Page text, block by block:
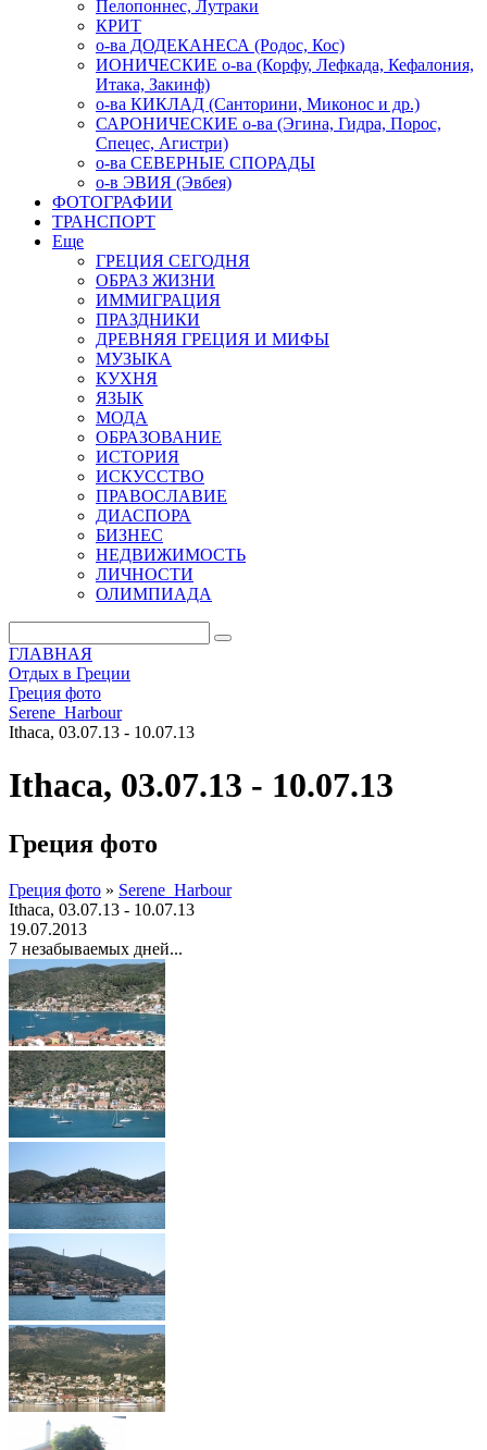
Пелопоннес, Лутраки
КРИТ
о-ва ДОДЕКАНЕСА (Родос, Кос)
ИОНИЧЕСКИЕ о-ва (Корфу, Лефкада, Кефалония,
Итака, Закинф)
о-ва КИКЛАД (Санторини, Миконос и др.)
САРОНИЧЕСКИЕ о-ва (Эгина, Гидра, Порос,
Спецес, Агистри)
о-ва СЕВЕРНЫЕ СПОРАДЫ
о-в ЭВИЯ (Эвбея)
ФОТОГРАФИИ
ТРАНСПОРТ
Еще
ГРЕЦИЯ СЕГОДНЯ
ОБРАЗ ЖИЗНИ
ИММИГРАЦИЯ
ПРАЗДНИКИ
ДРЕВНЯЯ ГРЕЦИЯ И МИФЫ
МУЗЫКА
КУХНЯ
ЯЗЫК
МОДА
ОБРАЗОВАНИЕ
ИСТОРИЯ
ИСКУССТВО
ПРАВОСЛАВИЕ
ДИАСПОРА
БИЗНЕС
НЕДВИЖИМОСТЬ
ЛИЧНОСТИ
ОЛИМПИАДА
ГЛАВНАЯ
Отдых в Греции
Греция фото
Serene_Harbour
Ithaca, 03.07.13 - 10.07.13
Ithaca, 03.07.13 - 10.07.13
Греция фото
Греция фото » Serene_Harbour
Ithaca, 03.07.13 - 10.07.13
19.07.2013
7 незабываемых дней...